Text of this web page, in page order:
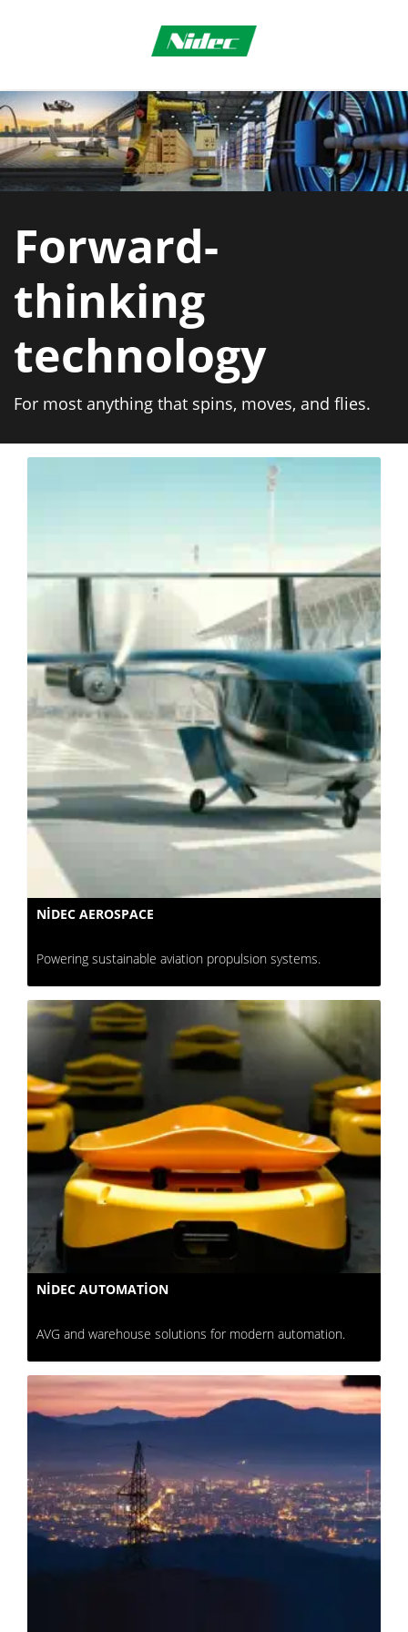
Forward-
thinking
technology
For most anything that spins, moves, and flies.
NIDEC AEROSPACE
Powering sustainable aviation propulsion systems.
NIDEC AUTOMATION
AVG and warehouse solutions for modern automation.